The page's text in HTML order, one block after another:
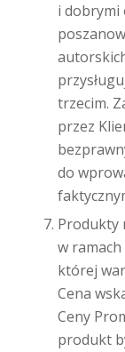
i dobrymi
trzecim.
przez
do
Produkty
w
której
Cena
Ceny
produkt